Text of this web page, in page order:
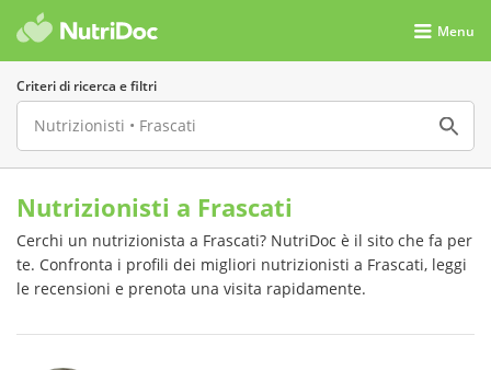
Menu
Criteri di ricerca e filtri
Nutrizionisti a Frascati
Cerchi un nutrizionista a Frascati? NutriDoc è il sito che fa per
te. Confronta i profili dei migliori nutrizionisti a Frascati, leggi
le recensioni e prenota una visita rapidamente.